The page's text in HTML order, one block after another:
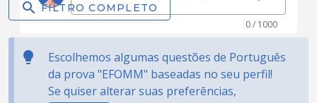
0 / 1000
FILTRO COMPLETO
Escolhemos algumas questões de Português
da prova "EFOMM" baseadas no seu perfil!
Se quiser alterar suas preferências,